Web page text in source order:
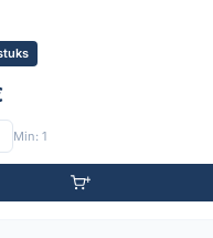
Min: 1